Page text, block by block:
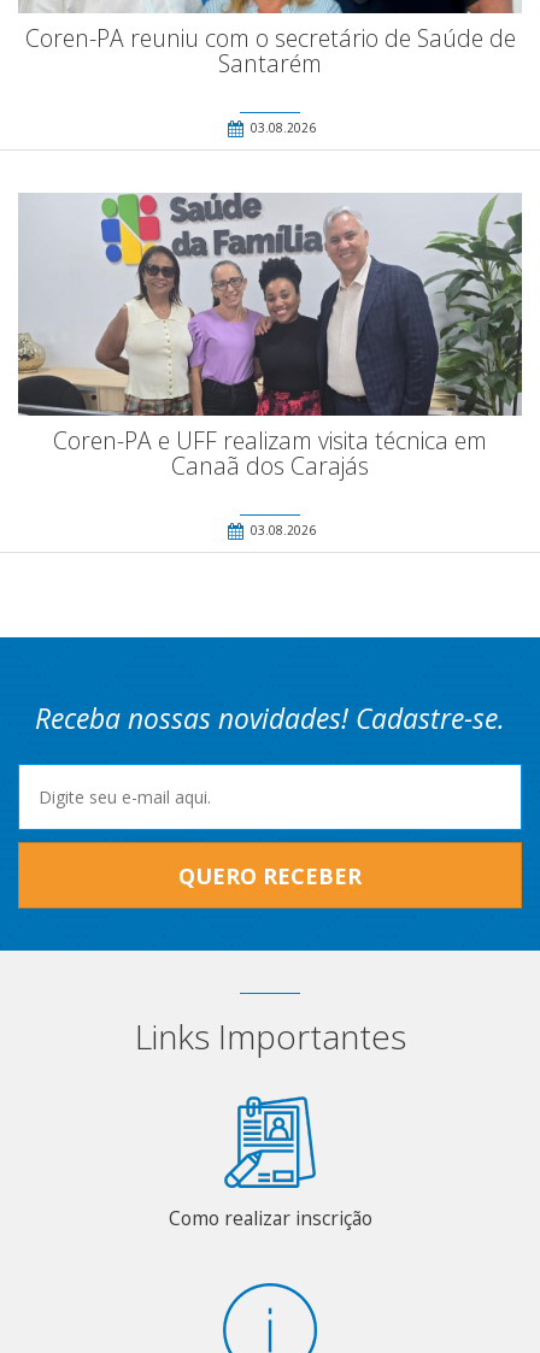
Coren-PA reuniu com o secretário de Saúde de
Santarém
03.08.2026
Coren-PA e UFF realizam visita técnica em
Canaã dos Carajás
03.08.2026
Receba nossas novidades! Cadastre-se.
QUERO RECEBER
Links Importantes
Como realizar inscrição